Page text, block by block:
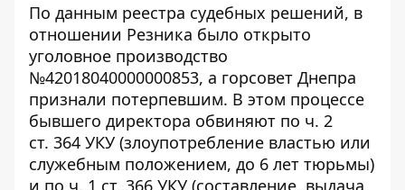
По данным реестра судебных решений, в
отношении Резника было открыто
уголовное производство
№42018040000000853, а горсовет Днепра
признали потерпевшим. В этом процессе
бывшего директора обвиняют по ч. 2
ст. 364 УКУ (злоупотребление властью или
служебным положением, до 6 лет тюрьмы)
и по ч. 1 ст. 366 УКУ (составление, выдача